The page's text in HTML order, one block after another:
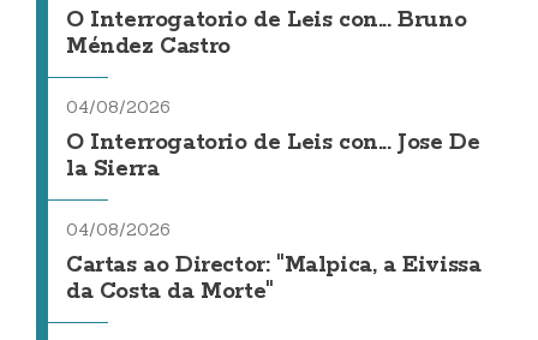
O Interrogatorio de Leis con... Bruno
Méndez Castro
04/08/2026
O Interrogatorio de Leis con... Jose De
la Sierra
04/08/2026
Cartas ao Director: "Malpica, a Eivissa
da Costa da Morte"